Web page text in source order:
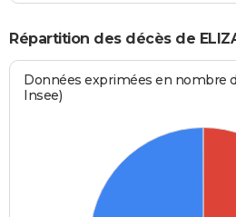
Répartition des décès de
Données exprimées en nombre
Insee)